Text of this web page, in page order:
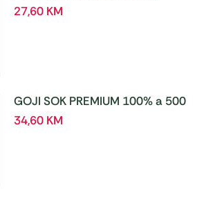
tablete, a180 tbl – Hanoju
27,60 KM
GOJI SOK PREMIUM 100% a 500
ml
34,60 KM